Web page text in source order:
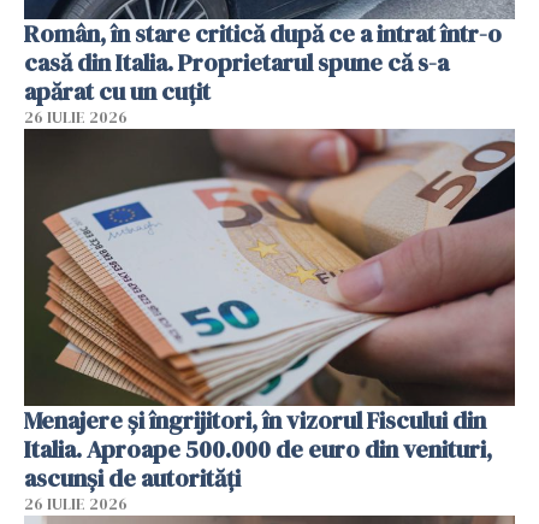
Român, în stare critică după ce a intrat într-o
casă din Italia. Proprietarul spune că s-a
apărat cu un cuțit
26 IULIE 2026
Menajere și îngrijitori, în vizorul Fiscului din
Italia. Aproape 500.000 de euro din venituri,
ascunși de autorități
26 IULIE 2026